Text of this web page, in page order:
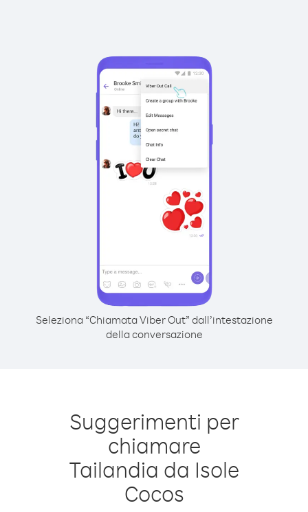
Seleziona “Chiamata Viber Out” dall’intestazione
della conversazione
Suggerimenti per
chiamare
Tailandia da Isole
Cocos